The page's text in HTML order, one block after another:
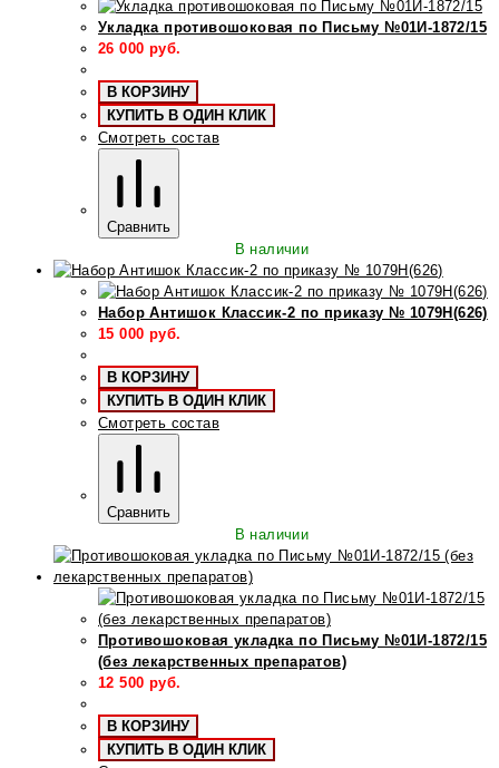
Укладка противошоковая по Письму №01И-1872/15
26 000 руб.
В КОРЗИНУ
КУПИТЬ В ОДИН КЛИК
Смотреть состав
Сравнить
В наличии
Набор Антишок Классик-2 по приказу № 1079Н(626)
15 000 руб.
В КОРЗИНУ
КУПИТЬ В ОДИН КЛИК
Смотреть состав
Сравнить
В наличии
Противошоковая укладка по Письму №01И-1872/15
(без лекарственных препаратов)
12 500 руб.
В КОРЗИНУ
КУПИТЬ В ОДИН КЛИК